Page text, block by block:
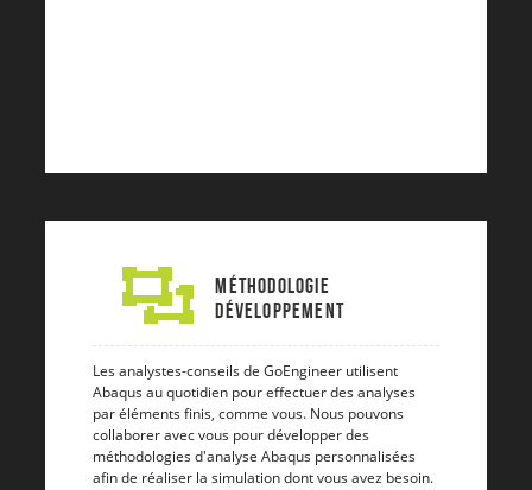
Méthodologie
Développement
Les analystes-conseils de GoEngineer utilisent
Abaqus au quotidien pour effectuer des analyses
par éléments finis, comme vous. Nous pouvons
collaborer avec vous pour développer des
méthodologies d'analyse Abaqus personnalisées
afin de réaliser la simulation dont vous avez besoin.